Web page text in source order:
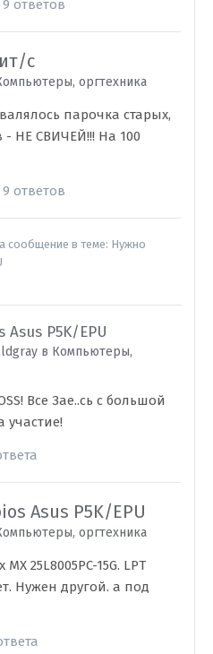
9 ответов
с
оргтехника
парочка старых,
- НЕ СВИЧЕЙ!!! На 100
9 ответов
сообщение в теме: Нужно
P5K/EPU
в Компьютеры,
Все Зае..сь с большой
участие!
Asus P5K/EPU
оргтехника
25L8005PC-15G. LPT
Нужен другой. а под